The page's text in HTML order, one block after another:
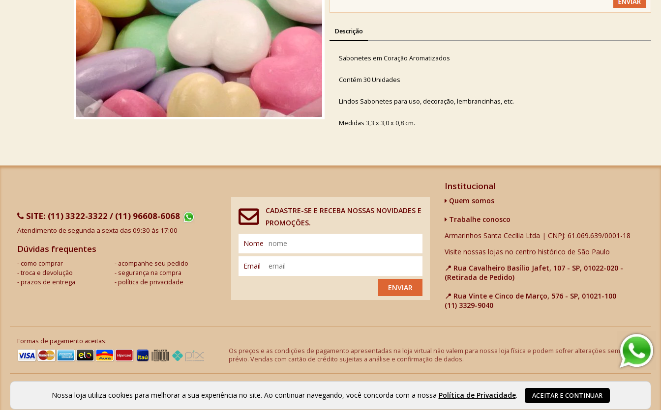
Descrição
Sabonetes em Coração Aromatizados
Contém 30 Unidades
Lindos Sabonetes para uso, decoração, lembrancinhas, etc.
Medidas 3,3 x 3,0 x 0,8 cm.
SITE: (11) 3322-3322 / (11) 96608-6068
Atendimento de segunda a sexta das 09:30 às 17:00
Dúvidas frequentes
como comprar
acompanhe seu pedido
troca e devolução
segurança na compra
prazos de entrega
política de privacidade
CADASTRE-SE E RECEBA NOSSAS NOVIDADES E
PROMOÇÕES.
Nome
Email
ENVIAR
Institucional
Quem somos
Trabalhe conosco
Armarinhos Santa Cecília Ltda | CNPJ: 61.069.639/0001-18
Visite nossas lojas no centro histórico de São Paulo
📍 Rua Cavalheiro Basílio Jafet, 107 - SP, 01022-020 -
(Retirada de Pedido)
📍 Rua Vinte e Cinco de Março, 576 - SP, 01021-100
(11) 3329-9040
Formas de pagamento aceitas:
Os preços e as condições de pagamento apresentadas na loja virtual não valem para nossa loja física e podem sofrer alterações sem aviso
prévio. Vendas com cartão de crédito sujeitas a análise e confirmação de dados.
Nossa loja utiliza cookies para melhorar a sua experiência no site. Ao continuar navegando, você concorda com a nossa Política de Privacidade. ACEITAR E CONTINUAR